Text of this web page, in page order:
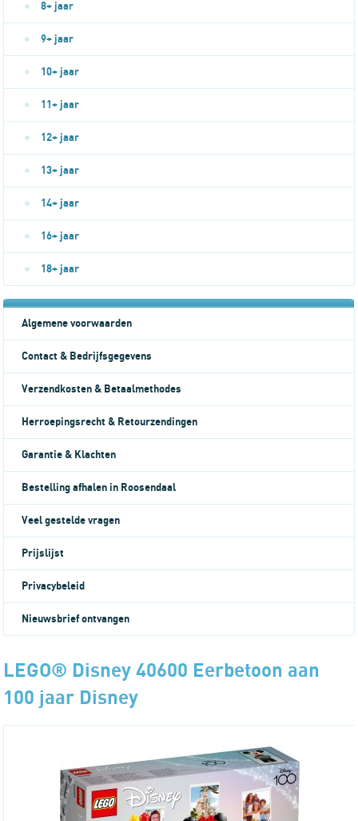
8+ jaar
9+ jaar
10+ jaar
11+ jaar
12+ jaar
13+ jaar
14+ jaar
16+ jaar
18+ jaar
Algemene voorwaarden
Contact & Bedrijfsgegevens
Verzendkosten & Betaalmethodes
Herroepingsrecht & Retourzendingen
Garantie & Klachten
Bestelling afhalen in Roosendaal
Veel gestelde vragen
Prijslijst
Privacybeleid
Nieuwsbrief ontvangen
LEGO® Disney 40600 Eerbetoon aan
100 jaar Disney